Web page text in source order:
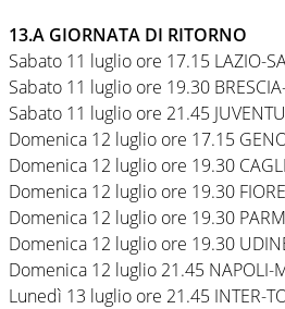
13.A GIORNATA DI RITORNO
Sabato 11 luglio ore 17.15 LAZIO-
Sabato 11 luglio ore 19.30
Sabato 11 luglio ore 21.45
Domenica 12 luglio ore 17.15
Domenica 12 luglio ore 19.30
Domenica 12 luglio ore 19.30
Domenica 12 luglio ore 19.30
Domenica 12 luglio ore 19.30
Domenica 12 luglio 21.45 NAPOLI-
Lunedì 13 luglio ore 21.45 INTER-